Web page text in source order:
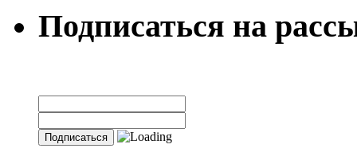
Подписаться на